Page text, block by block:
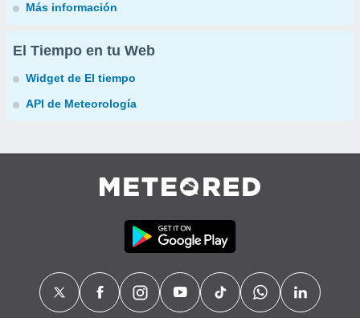
Más información
El Tiempo en tu Web
Widget de El tiempo
API de Meteorología